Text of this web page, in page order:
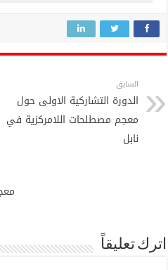
السابق
الدورة التشاركية الاولى حول
معجم مصطلحات اللامركزية في
نابل
اترك تعليقاً